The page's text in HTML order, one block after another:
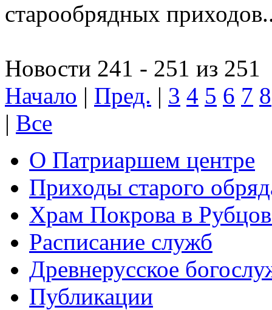
старообрядных
Новости 241 - 251 из 251
Начало | Пред. | 3 4 5 6 7 8
| Все
О Патриаршем центре
Приходы старого
Храм Покрова в
Расписание служб
Древнерусское
Публикации